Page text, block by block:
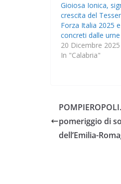
Gioiosa Ionica,
crescita del
Forza Italia 2025
concreti dalle urne
20 Dicembre 2025
In "Calabria"
pomeriggio di
dell’Emilia-